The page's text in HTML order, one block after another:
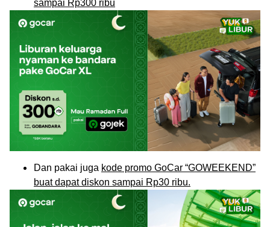
sampai Rp300 ribu
Dan pakai juga kode promo GoCar “GOWEEKEND”
buat dapat diskon sampai Rp30 ribu.